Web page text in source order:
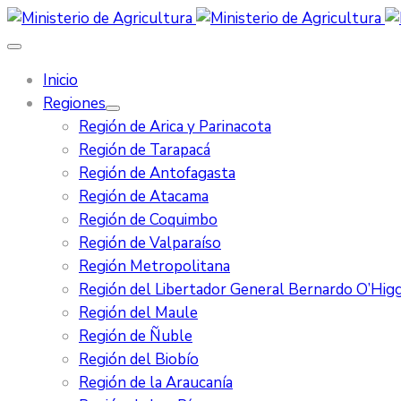
Inicio
Regiones
Región de Arica y Parinacota
Región de Tarapacá
Región de Antofagasta
Región de Atacama
Región de Coquimbo
Región de Valparaíso
Región Metropolitana
Región del Libertador General Bernardo
Región del Maule
Región de Ñuble
Región del Biobío
Región de la Araucanía